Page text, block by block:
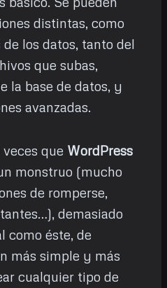
distintas, como
los datos, tanto del
que subas,
la base de datos, y
avanzadas.
que WordPress
monstruo (mucho
de romperse,
demasiado
como éste, de
más simple y más
cualquier tipo de